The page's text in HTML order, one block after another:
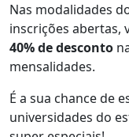
Nas modalidades
inscrições abertas,
40% de desconto
mensalidades.
É a sua chance de
universidades do